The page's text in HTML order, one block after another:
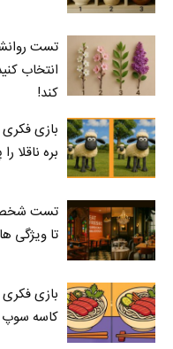
تست
انتخاب
کند!
بره ناقلا
تست
تا ویژگی
کاسه‌ سوپ